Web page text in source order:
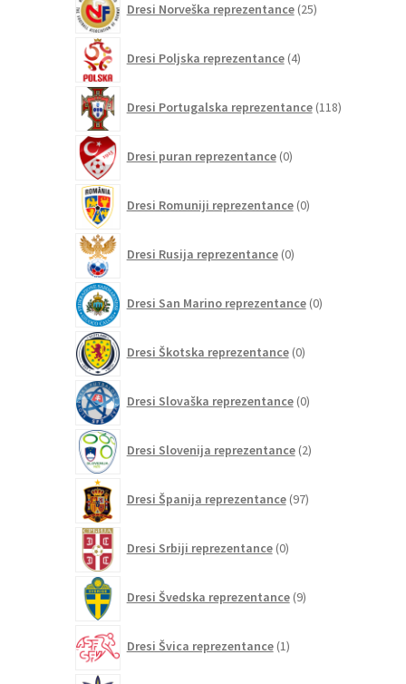
Dresi Norveška reprezentance 25izdelkov
Dresi Poljska reprezentance 4izdelki
Dresi Portugalska reprezentance 118izdelkov
Dresi puran reprezentance 0izdelkov
Dresi Romuniji reprezentance 0izdelkov
Dresi Rusija reprezentance 0izdelkov
Dresi San Marino reprezentance 0izdelkov
Dresi Škotska reprezentance 0izdelkov
Dresi Slovaška reprezentance 0izdelkov
Dresi Slovenija reprezentance 2izdelka
Dresi Španija reprezentance 97izdelkov
Dresi Srbiji reprezentance 0izdelkov
Dresi Švedska reprezentance 9izdelkov
Dresi Švica reprezentance 1izdelek